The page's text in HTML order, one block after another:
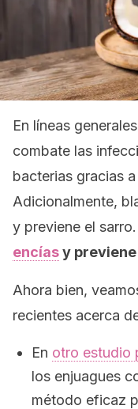
En líneas
combate las
bacterias gracias
Adicionalmente,
y previene el
encíasy
Ahora bien,
recientes acerca
En otro estudio
los enjuagues
método eficaz